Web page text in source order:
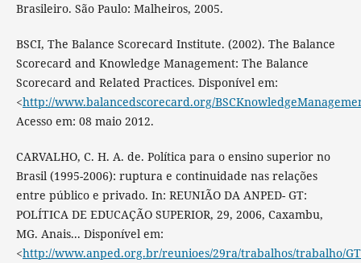
Brasileiro. São Paulo: Malheiros, 2005.
BSCI, The Balance Scorecard Institute. (2002). The Balance
Scorecard and Knowledge Management: The Balance
Scorecard and Related Practices. Disponível em:
<http://www.balancedscorecard.org/
Acesso em: 08 maio 2012.
CARVALHO, C. H. A. de. Política para o ensino superior no
Brasil (1995-2006): ruptura e continuidade nas relações
entre público e privado. In: REUNIÃO DA ANPED- GT:
POLÍTICA DE EDUCAÇÃO SUPERIOR, 29, 2006, Caxambu,
MG. Anais... Disponível em:
<http://www.anped.org.br/reunioes/29ra/trabalhos/trabalho/